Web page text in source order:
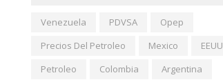
Venezuela PDVSA
Opep
Precios Del Petroleo
Mexico
EEUU
Petroleo
Colombia
Argentina